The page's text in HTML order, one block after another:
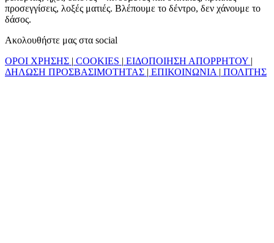
προσεγγίσεις, λοξές ματιές. Βλέπουμε το δέντρο, δεν χάνουμε το
δάσος.
Ακολουθήστε μας στα social
ΟΡΟΙ ΧΡΗΣΗΣ | COOKIES | ΕΙΔΟΠΟΙΗΣΗ ΑΠΟΡΡΗΤΟΥ |
ΔΗΛΩΣΗ ΠΡΟΣΒΑΣΙΜΟΤΗΤΑΣ | ΕΠΙΚΟΙΝΩΝΙΑ | ΠΟΛΙΤΗΣ